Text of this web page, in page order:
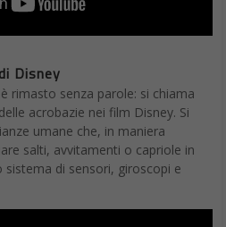
Disney
rimasto senza parole: si chiama
acrobazie nei film Disney. Si
umane che, in maniera
salti, avvitamenti o capriole in
di sensori, giroscopi e